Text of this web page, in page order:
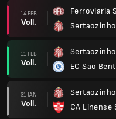
14 FEB
Voll.
Ferroviaria
Sertaozinho
11 FEB
Voll.
Sertaozinho
EC Sao
31 JAN
Voll.
Sertaozinho
CA Linense